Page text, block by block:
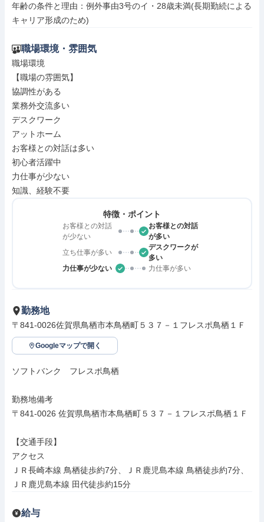
年齢の条件と理由：例外事由3号のイ・28歳未満(長期勤続による
キャリア形成のため)
職場環境・雰囲気
職場環境
【職場の雰囲気】
協調性がある
業務外交流多い
デスクワーク
アットホーム
お客様との対話は多い
初心者活躍中
力仕事が少ない
知識、経験不要
特徴・ポイント
お客様との対話
が少ない
お客様との対話
が多い
立ち仕事が多い
デスクワークが
多い
力仕事が少ない
力仕事が多い
勤務地
〒841-0026佐賀県鳥栖市本鳥栖町５３７－１フレスポ鳥栖１Ｆ
Googleマップで開く
ソフトバンク　フレスポ鳥栖
勤務地備考
〒841-0026 佐賀県鳥栖市本鳥栖町５３７－１フレスポ鳥栖１Ｆ
【交通手段】
アクセス
ＪＲ長崎本線 鳥栖徒歩約7分、ＪＲ鹿児島本線 鳥栖徒歩約7分、
ＪＲ鹿児島本線 田代徒歩約15分
給与